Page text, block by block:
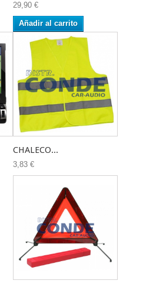
29,90 €
Añadir al carrito
CHALECO...
3,83 €